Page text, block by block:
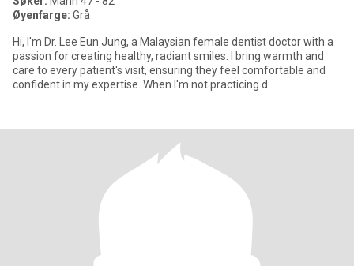
Øyenfarge: Grå
Hi, I'm Dr. Lee Eun Jung, a Malaysian female dentist doctor with a
passion for creating healthy, radiant smiles. I bring warmth and
care to every patient's visit, ensuring they feel comfortable and
confident in my expertise. When I'm not practicing d